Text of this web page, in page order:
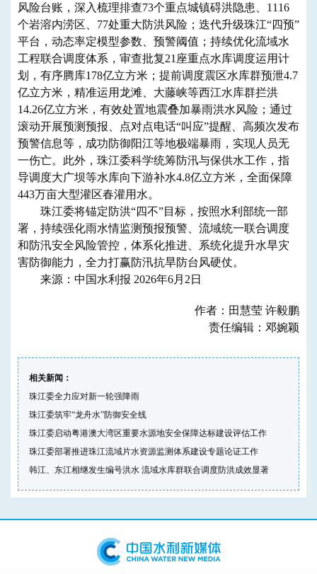
风险台账，深入梳理排查73个重点城镇碍洪隐患、1116
个岩溶内涝区、77处重大防洪风险；迭代升级珠江“四预”
平台，动态率定模型参数、预警阈值；持续优化流域水
工程联合调度体系，审查批复21座重点水库调度运用计
划，有序腾库178亿立方米；提前调度震区水库群预泄4.7
亿立方米，精准运用龙滩、大藤峡等西江水库群拦洪
14.26亿立方米，有效处置地震叠加暴雨洪水风险；通过
滚动开展预测预报、点对点电话“叫应”提醒、高频次发布
预警信息等，成功防御阳江等地极端暴雨，实现人员无
一伤亡。此外，珠江委科学统筹防汛与保供水工作，指
导调度大广坝等水库向下游补水4.8亿立方米，全面保障
443万亩大型灌区春灌用水。
珠江委将锚定防洪“四不”目标，按照水利部统一部
署，持续强化雨水情监测预报预警、流域统一联合调度
和防汛安全风险管控，体系化推进、系统化提升水旱灾
害防御能力，全力打赢防汛抗旱防台风硬仗。
来源：中国水利报 2026年6月2日
作者：田慧莹 许毅鹏
责任编辑：邓婉颖
相关新闻：
珠江委全力应对新一轮强降雨
珠江委筑牢“龙舟水”防御安全线
珠江委启动粤港澳大湾区重要水源地安全保障达标建设评估工作
珠江委部署推进珠江流域片水资源监测体系建设专题论证工作
韩江、东江相继发生编号洪水 流域水库群联合调度防洪成效显著